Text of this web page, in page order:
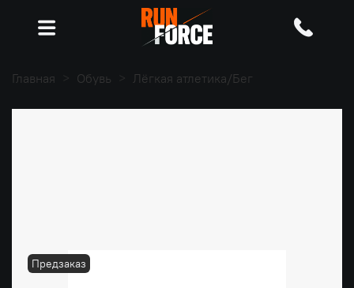
Главная Обувь Лёгкая атлетика/Бег
Предзаказ